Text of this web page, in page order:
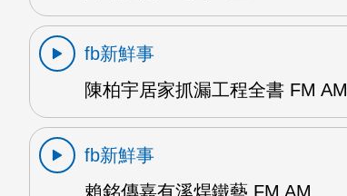
fb新鮮事
陳柏宇居家抓漏工程全書 FM AM
fb新鮮事
賴銘傳嘉有溪焊鐵藝 FM AM